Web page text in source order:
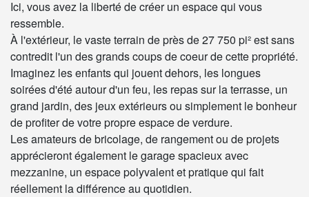
Ici, vous avez la liberté de créer un espace qui vous
ressemble.
À l'extérieur, le vaste terrain de près de 27 750 pi² est sans
contredit l'un des grands coups de coeur de cette propriété.
Imaginez les enfants qui jouent dehors, les longues
soirées d'été autour d'un feu, les repas sur la terrasse, un
grand jardin, des jeux extérieurs ou simplement le bonheur
de profiter de votre propre espace de verdure.
Les amateurs de bricolage, de rangement ou de projets
apprécieront également le garage spacieux avec
mezzanine, un espace polyvalent et pratique qui fait
réellement la différence au quotidien.